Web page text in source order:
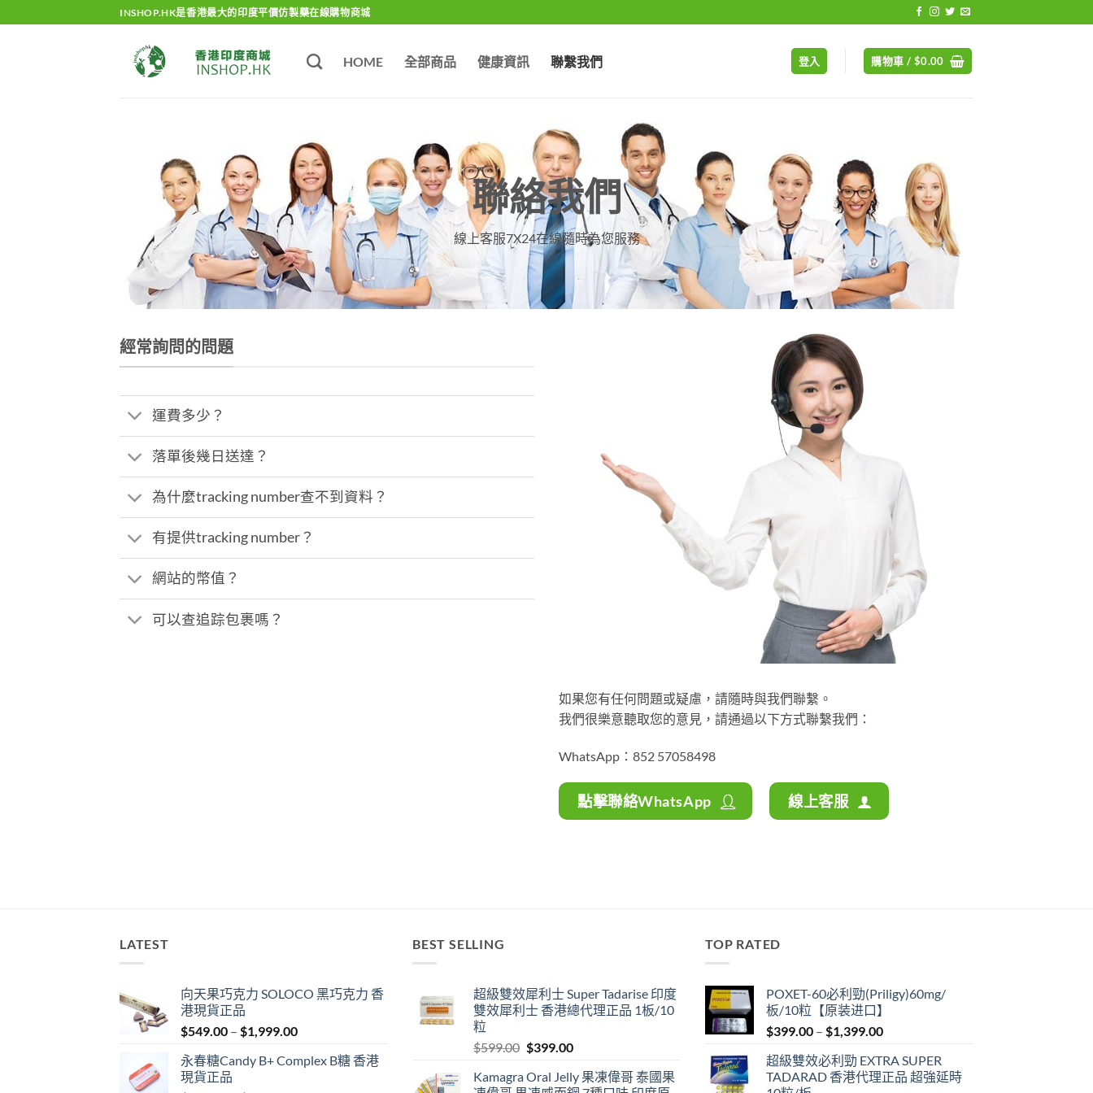
to
INSHOP.HK是香港最大的印度平價仿製藥在線購物商城
HOME 全部商品 健康資訊 聯繫我們 登入 購物車 / $0.00
聯絡我們
線上客服7X24在線隨時為您服務
經常詢問的問題
運費多少？
落單後幾日送達？
為什麼tracking number查不到資料？
有提供tracking number？
網站的幣值？
可以查追踪包裹嗎？
如果您有任何問題或疑慮，請隨時與我們聯繫。
我們很樂意聽取您的意見，請通過以下方式聯繫我們：
WhatsApp：852 57058498
點擊聯絡WhatsApp 線上客服
LATEST
向天果巧克力 SOLOCO 黑巧克力 香
港現貨正品
$549.00 – $1,999.00Price
$549.00
永春糖Candy B+ Complex B糖 香港
現貨正品
BEST SELLING
超級雙效犀利士 Super Tadarise 印度
雙效犀利士 香港總代理正品 1板/10
粒
$599.00 Original
was:
$399.00Current
is:
Kamagra Oral Jelly 果凍偉哥 泰國果
TOP RATED
POXET-60必利勁(Priligy)60mg/
板/10粒【原装进口】
$399.00 – $1,399.00Price
$399.00
through
超級雙效必利勁 EXTRA SUPER
TADARAD 香港代理正品 超強延時